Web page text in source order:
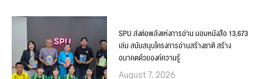
SPU ส่งต่อพลังแห่งการอ่าน มอบหนังสือ 13,673
เล่ม สนับสนุนโครงการอ่านสร้างชาติ สร้าง
อนาคตด้วยองค์ความรู้
August 7, 2026